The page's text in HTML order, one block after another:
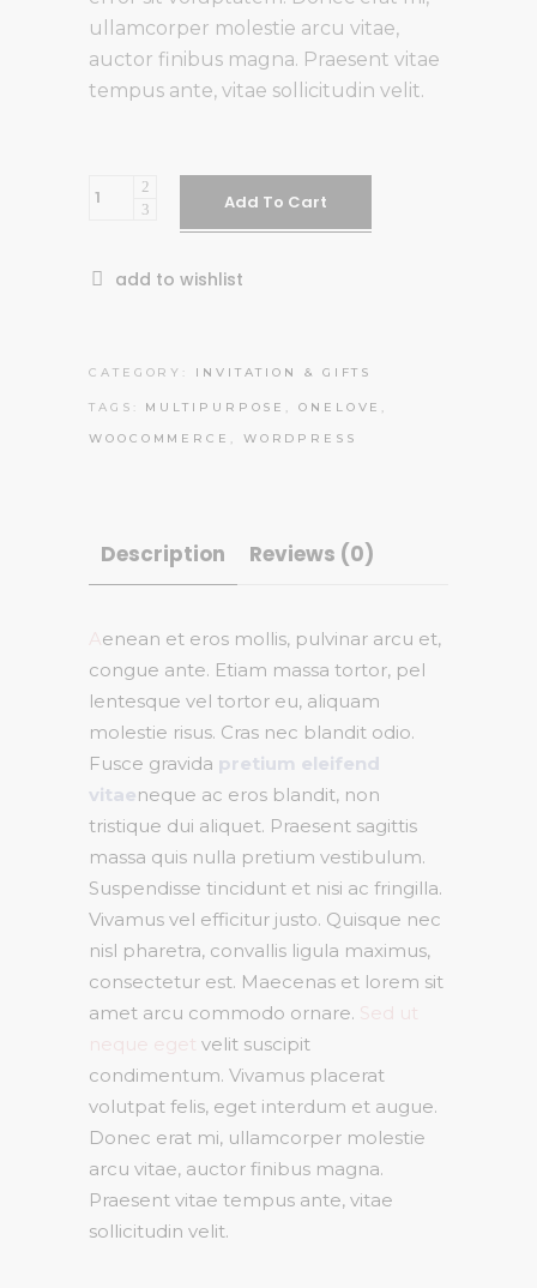
ullamcorper molestie arcu vitae,
auctor finibus magna. Praesent vitae
tempus ante, vitae sollicitudin velit.
Diamond
Blossoms
Invitations
Add To Cart
add to wishlist
CATEGORY: INVITATION & GIFTS
TAGS: MULTIPURPOSE ,ONELOVE ,
WOOCOMMERCE , WORDPRESS
Description Reviews (0)
enean et eros mollis, pulvinar arcu et,
congue ante. Etiam massa tortor, pel
lentesque vel tortor eu, aliquam
molestie risus. Cras nec blandit odio.
Fusce gravida pretium eleifend
vitaeneque ac eros blandit, non
tristique dui aliquet. Praesent sagittis
massa quis nulla pretium vestibulum.
Suspendisse tincidunt et nisi ac fringilla.
Vivamus vel efficitur justo. Quisque nec
nisl pharetra, convallis ligula maximus,
consectetur est. Maecenas et lorem sit
amet arcu commodo ornare.
velit suscipit
condimentum. Vivamus placerat
volutpat felis, eget interdum et augue.
Donec erat mi, ullamcorper molestie
arcu vitae, auctor finibus magna.
Praesent vitae tempus ante, vitae
sollicitudin velit.